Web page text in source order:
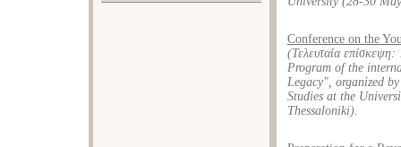
Conference on the
(Τελευταία επίσκεψη:
Program of the
Legacy", organized
Studies at the
Thessaloniki).